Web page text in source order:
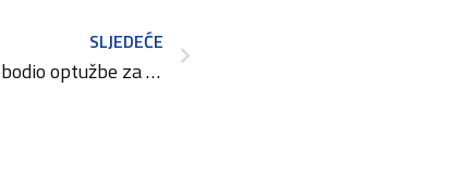
SLJEDEĆE
Frizerku iz Zagreba sud je oslobodio optužbe za nepoštenu poslovnu praksu!